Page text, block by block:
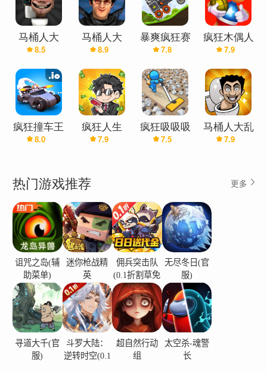
马桶人大
战:开放世
界万圣节版
(辅助菜单)
8.5
马桶人大
战:开放世
界(辅助菜
单)
8.9
暴爽疯狂赛
车(最新版)
7.8
疯狂木偶人
2:永远(最新
版)
7.9
疯狂撞车王
(最新版)
8.0
疯狂人生
(最新版)
7.9
疯狂吸吸吸
(最新版)
7.5
马桶人大乱
斗(最新版)
7.9
热门游戏推荐 更多
诅咒之岛(辅
助菜单)
迷你枪战精
英
佣兵突击队
(0.1折割草免
费版)
无尽冬日(官
服)
寻道大千(官
服)
斗罗大陆：
逆转时空(0.1
超自然行动
组
太空杀-魂警
长